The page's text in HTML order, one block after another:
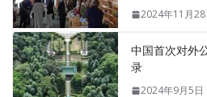
2024年11月28
中国首次对外
录
2024年9月5日